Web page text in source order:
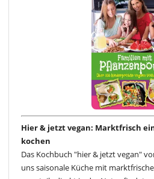
Hier & jetzt vegan: Marktfrisch
kochen
Das Kochbuch "hier & jetzt vegan"
uns saisonale Küche mit